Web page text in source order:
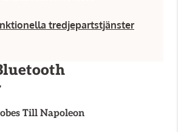
tredjepartstjänster
Till Napoleon